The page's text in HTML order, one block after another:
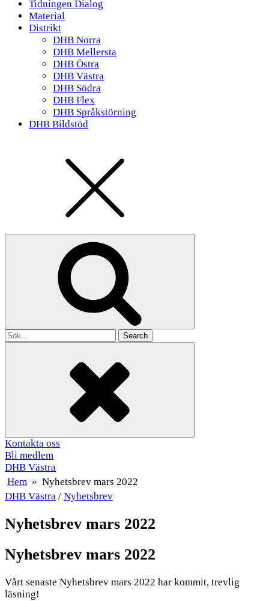
Tidningen Dialog
Material
Distrikt
DHB Norra
DHB Mellersta
DHB Östra
DHB Västra
DHB Södra
DHB Flex
DHB Språkstörning
DHB Bildstöd
Search
for
Kontakta oss
Bli medlem
DHB Västra
Hem » Nyhetsbrev mars 2022
DHB Västra / Nyhetsbrev
Nyhetsbrev mars 2022
Nyhetsbrev mars 2022
Vårt senaste Nyhetsbrev mars 2022 har kommit, trevlig
läsning!